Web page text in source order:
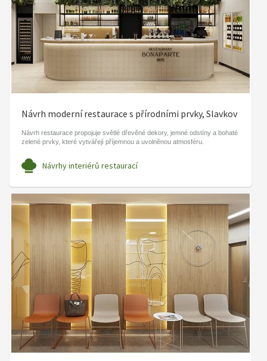
Návrh moderní restaurace s přírodními prvky, Slavkov
Návrh restaurace propojuje světlé dřevěné dekory, jemné odstíny a bohaté
zelené prvky, které vytvářejí příjemnou a uvolněnou atmosféru.
Návrhy interiérů restaurací